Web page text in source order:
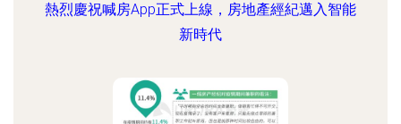
熱烈慶祝喊房App正式上線，房地產經紀邁入智能
新時代